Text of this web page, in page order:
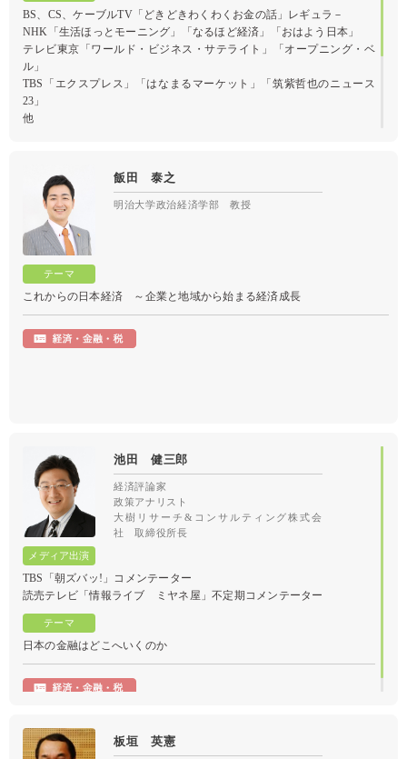
BS、CS、ケーブルTV「どきどきわくわくお金の話」レギュラ－
NHK「生活ほっとモーニング」「なるほど経済」「おはよう日本」
テレビ東京「ワールド・ビジネス・サテライト」「オープニング・ベ
ル」
TBS「エクスプレス」「はなまるマーケット」「筑紫哲也のニュース
23」
他
金融マーケットの現状と今後の動向
飯田 泰之
明治大学政治経済学部 教授
これからの日本経済 ～企業と地域から始まる経済成長
池田 健三郎
経済評論家
政策アナリスト
大樹リサーチ&コンサルティング株式会
社 取締役所長
TBS「朝ズバッ!」コメンテーター
読売テレビ「情報ライブ ミヤネ屋」不定期コメンテーター
日本の金融はどこへいくのか
板垣 英憲